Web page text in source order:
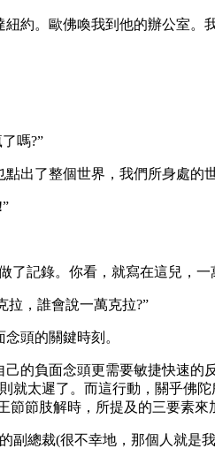
。歐佛喚我到他的辦公室。
嗎?”
了整個世界，我們所身處的
記錄。你看，就寫在這兒，一
，誰會說一萬克拉?”
頭的關鍵時刻。
負面念頭更需要敏捷快速的
太遲了。而這行動，關乎佛
節肢解時，所提及的三要素來
總裁(很不幸地，那個人就是